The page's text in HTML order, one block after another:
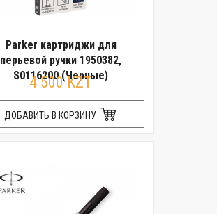
Parker картриджи для
перьевой ручки 1950382,
S0116200 (Черные)
4 500 KZT
ДОБАВИТЬ В КОРЗИНУ